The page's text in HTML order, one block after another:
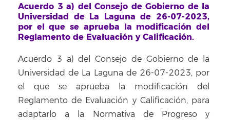
Acuerdo 3 a) del Consejo de Gobierno de la
Universidad de La Laguna de 26-07-2023,
por el que se aprueba la modificación del
Reglamento de Evaluación y Calificación.
Acuerdo 3 a) del Consejo de Gobierno de la
Universidad de La Laguna de 26-07-2023, por
el que se aprueba la modificación del
Reglamento de Evaluación y Calificación, para
adaptarlo a la Normativa de Progreso y